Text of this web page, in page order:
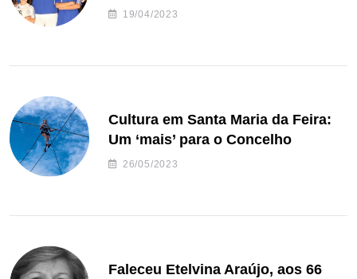
de andebol do Feirense
19/04/2023
Cultura em Santa Maria da Feira:
Um ‘mais’ para o Concelho
26/05/2023
Faleceu Etelvina Araújo, aos 66